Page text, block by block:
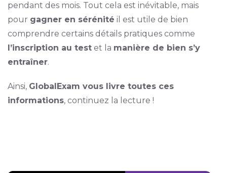
pendant des mois. Tout cela est inévitable, mais
pour gagner en sérénité il est utile de bien
comprendre certains détails pratiques comme
l’inscription au testet la manière de bien s’y
entraîner.
Ainsi, GlobalExam vous livre toutes ces
informations, continuez la lecture !